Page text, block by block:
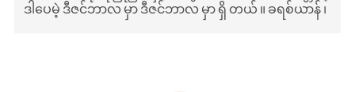
ဒါပေမဲ့ ဒီဇင်ဘာလ မှာ ဒီဇင်ဘာလ မှာ ရှိ တယ် ။ ခရစ်ယာန် ၊